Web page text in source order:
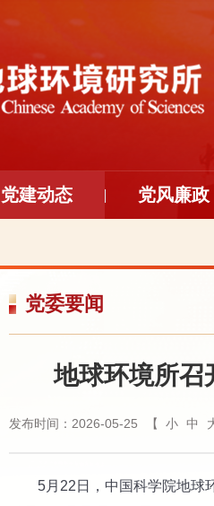
党建动态 党风廉政
党委要闻
地球环境所召
发布时间：2026-05-25 【 小 中
5月22日，中国科学院地球环